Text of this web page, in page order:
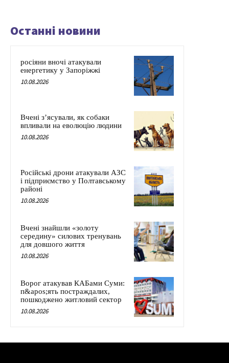
Останні новини
росіяни вночі атакували
енергетику у Запоріжжі
10.08.2026
Вчені з’ясували, як собаки
впливали на еволюцію людини
10.08.2026
Російські дрони атакували АЗС
і підприємство у Полтавському
районі
10.08.2026
Вчені знайшли «золоту
середину» силових тренувань
для довшого життя
10.08.2026
Ворог атакував КАБами Суми:
п&apos;ять постраждалих,
пошкоджено житловий сектор
10.08.2026